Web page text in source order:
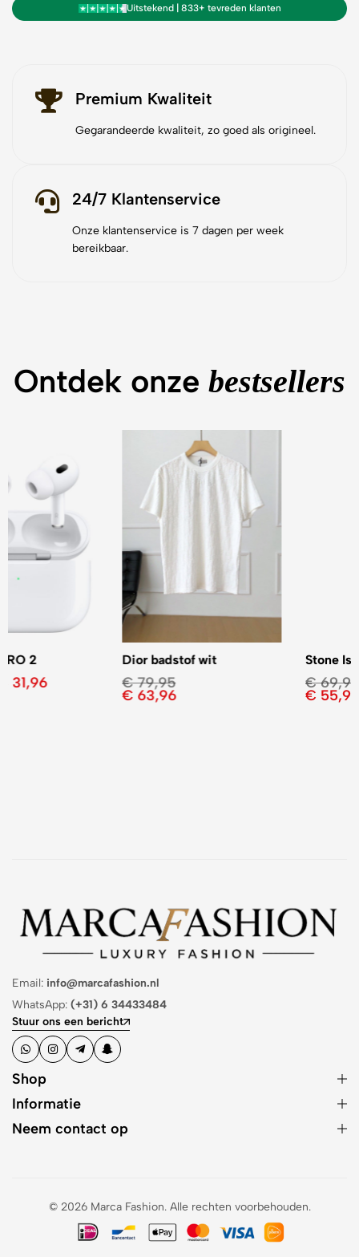
Uitstekend | 833+ tevreden klanten
Premium Kwaliteit
Gegarandeerde kwaliteit, zo goed als origineel.
24/7 Klantenservice
Onze klantenservice is 7 dagen per week
bereikbaar.
Ontdek onze bestsellers
Dior badstof wit
€79,95
Stone Island 3 kleuren
Email: info@marcafashion.nl
WhatsApp: (+31) 6 34433484
Stuur ons een bericht
Shop
Informatie
Neem contact op
© 2026 Marca Fashion. Alle rechten voorbehouden.